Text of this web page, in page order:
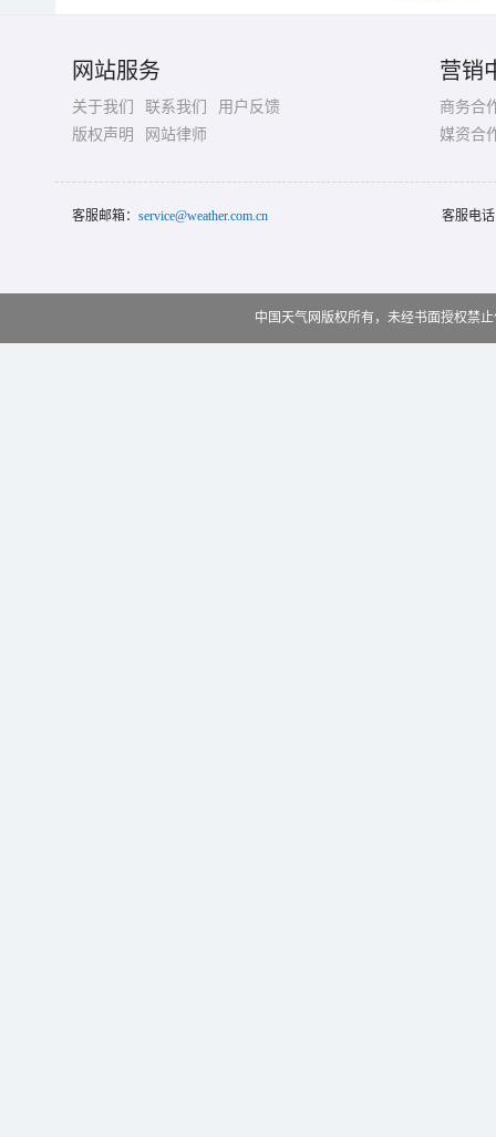
网站服务
关于我们 联系我们
用户反馈
版权声明
网站律师
营销
商务合
媒资合
客服邮箱： service@weather.com.cn 客服电
中国天气网版权所有，未经书面授权